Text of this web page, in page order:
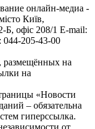
онлайн-медиа -
Київ,
офіс 208/1 E-mail:
044-205-43-00
размещённых на
на
«Новости
– обязательна
гиперссылка.
от